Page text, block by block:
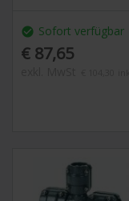
check_circle Sofort verfügbar
€ 87,65